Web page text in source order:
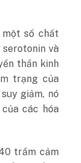
số chất
và
thần kinh
trạng của
giảm, nó
các hóa
trầm cảm